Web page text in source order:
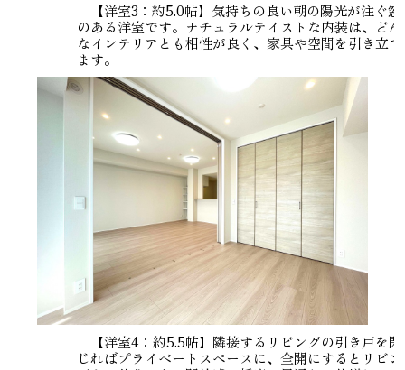
【洋室3：約5.0帖】気持ちの良い朝の陽光が注ぐ窓
のある洋室です。ナチュラルテイストな内装は、どん
なインテリアとも相性が良く、家具や空間を引き立て
ます。
【洋室4：約5.5帖】隣接するリビングの引き戸を閉
じればプライベートスペースに、全開にするとリビン